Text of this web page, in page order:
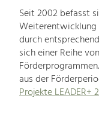
Seit 2002 befasst
Weiterentwicklung
durch
sich einer Reihe
aus der
Projekte LEADER+